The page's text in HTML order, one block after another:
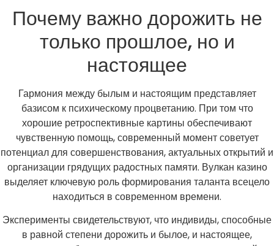
Почему важно дорожить не
только прошлое, но и
настоящее
Гармония между былым и настоящим представляет
базисом к психическому процветанию. При том что
хорошие ретроспективные картины обеспечивают
чувственную помощь, современный момент советует
потенциал для совершенствования, актуальных открытий и
организации грядущих радостных памяти. Вулкан казино
выделяет ключевую роль формирования таланта всецело
находиться в современном времени.
Эксперименты свидетельствуют, что индивиды, способные
в равной степени дорожить и былое, и настоящее,